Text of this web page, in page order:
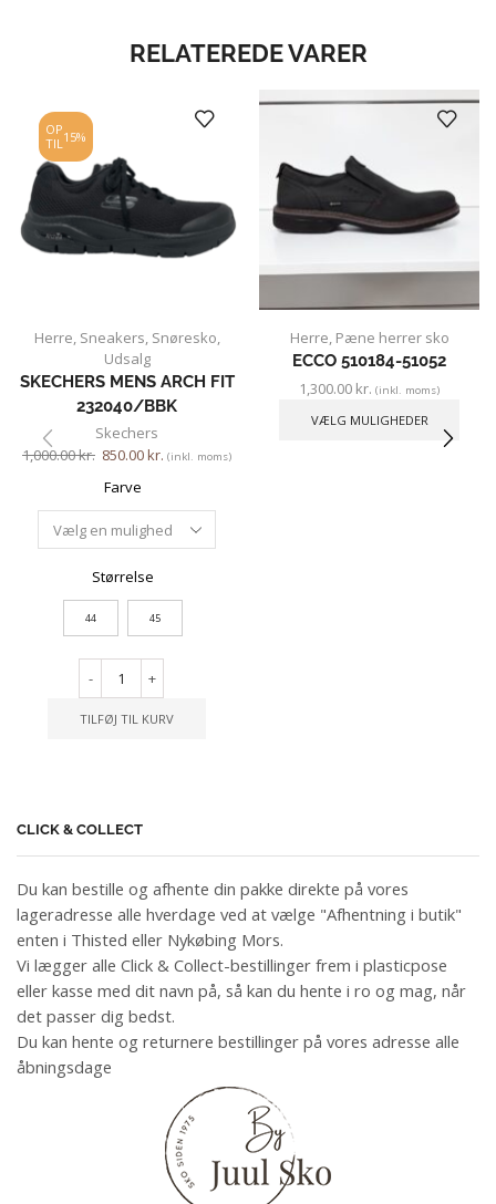
RELATEREDE VARER
OP
TIL15%
Herre, Sneakers, Snøresko,
Udsalg
SKECHERS MENS ARCH FIT
232040/BBK
Skechers
1,000.00kr. 850.00kr. (inkl. moms)
Farve
Størrelse
44 45
- +
TILFØJ TIL KURV
Herre, Pæne herrer sko
ECCO 510184-51052
1,300.00 kr. (inkl. moms)
VÆLG MULIGHEDER
CLICK & COLLECT
Du kan bestille og afhente din pakke direkte på vores
lageradresse alle hverdage ved at vælge "Afhentning i butik"
enten i Thisted eller Nykøbing Mors.
Vi lægger alle Click & Collect-bestillinger frem i plasticpose
eller kasse med dit navn på, så kan du hente i ro og mag, når
det passer dig bedst.
Du kan hente og returnere bestillinger på vores adresse alle
åbningsdage